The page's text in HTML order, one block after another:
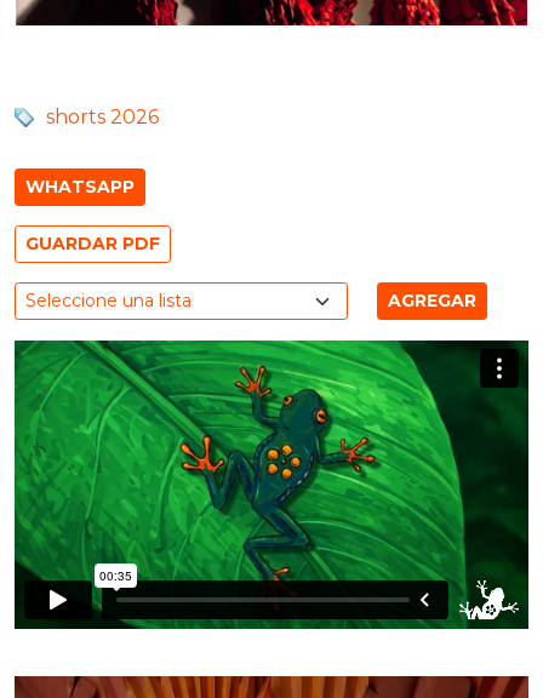
shorts 2026
WHATSAPP